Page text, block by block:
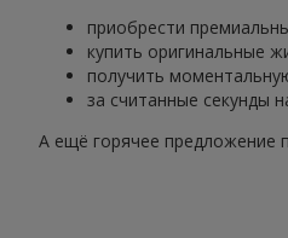
приобрести
купить оригинальные
получить
за считанные секунды
А ещё горячее предложение